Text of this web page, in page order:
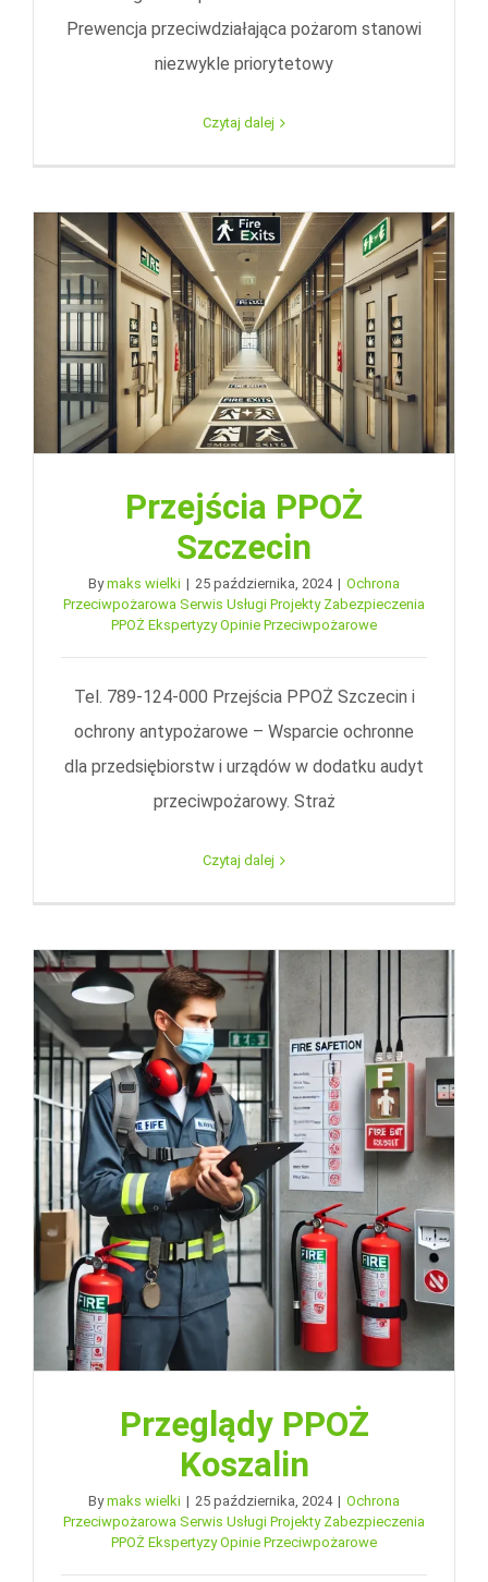
Prewencja przeciwdziałająca pożarom stanowi
niezwykle priorytetowy
Czytaj dalej
Przejścia PPOŻ
Szczecin
Bymaks wielki | 25 października, 2024 | Ochrona
Przeciwpożarowa Serwis Usługi Projekty Zabezpieczenia
PPOŻ Ekspertyzy Opinie Przeciwpożarowe
Tel. 789-124-000 Przejścia PPOŻ Szczecin i
ochrony antypożarowe – Wsparcie ochronne
dla przedsiębiorstw i urządów w dodatku audyt
przeciwpożarowy. Straż
Czytaj dalej
Przeglądy PPOŻ
Koszalin
Bymaks wielki | 25 października, 2024 | Ochrona
Przeciwpożarowa Serwis Usługi Projekty Zabezpieczenia
PPOŻ Ekspertyzy Opinie Przeciwpożarowe